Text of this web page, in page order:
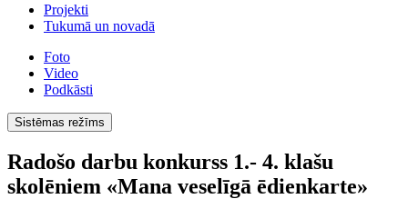
Projekti
Tukumā un novadā
Foto
Video
Podkāsti
Sistēmas režīms
Radošo darbu konkurss 1.- 4. klašu
skolēniem «Mana veselīgā ēdienkarte»